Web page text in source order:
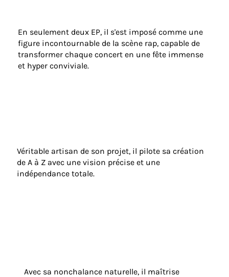
En seulement deux EP, il s'est imposé comme une
figure incontournable de la scène rap, capable de
transformer chaque concert en une fête immense
et hyper conviviale.
Véritable artisan de son projet, il pilote sa création
de A à Z avec une vision précise et une
indépendance totale.
Avec sa nonchalance naturelle, il maîtrise